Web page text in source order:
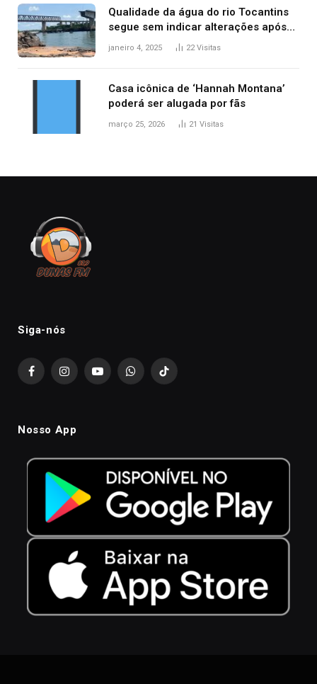
Qualidade da água do rio Tocantins
segue sem indicar alterações após
desabamento da ponte entre MA e
janeiro 4, 2025 22Visitas
Casa icônica de ‘Hannah Montana’
poderá ser alugada por fãs
março 25, 2026 21 Visitas
Siga-nós
FacebookInstagramYouTubeWhatsAppTikTok
Nosso App